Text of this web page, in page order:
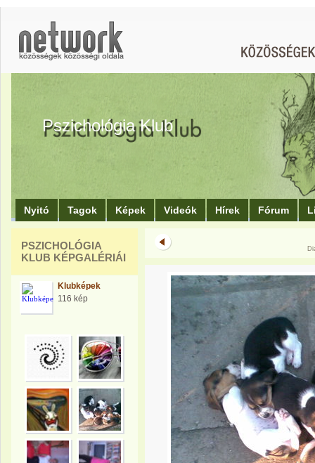
Pszichológia Klub
Nyitó Tagok Képek Videók Hírek Fórum
PSZICHOLÓGIA
KLUB KÉPGALÉRIÁI
Klubképek
116 kép